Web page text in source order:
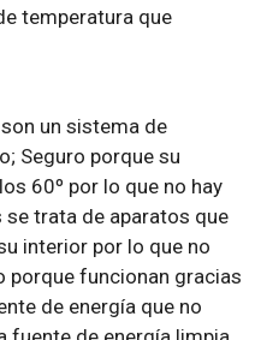
temperatura que
un sistema de
Seguro porque su
60º por lo que no hay
trata de aparatos que
interior por lo que no
porque funcionan gracias
de energía que no